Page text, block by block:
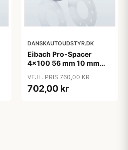
DANSKAUTOUDSTYR.DK
Eibach Pro-Spacer
4x100 56 mm 10 mm
VEJL. PRIS 760,00 KR
702,00 kr